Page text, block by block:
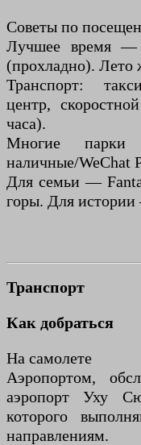
Советы по
Лучшее время —
(прохладно). Лето
Транспорт:
центр,
часа).
Многие парки
наличные/WeChat
Для семьи —
горы. Для
Транспорт
Как добраться
На самолете
Аэропортом,
аэропорт Уху
которого
направлениям.